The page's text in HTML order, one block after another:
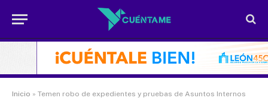
Inicio » Temen robo de expedientes y pruebas de Asuntos Internos